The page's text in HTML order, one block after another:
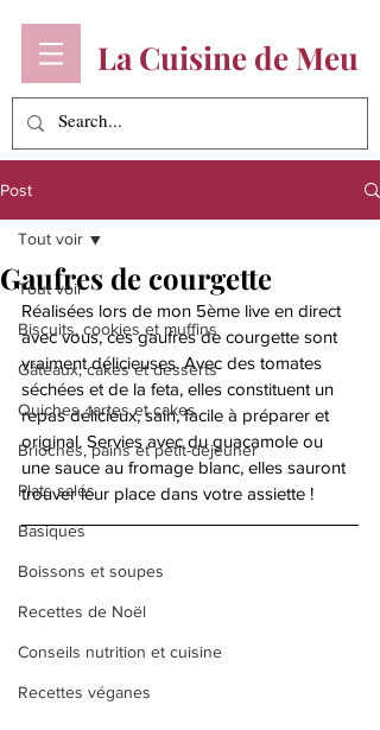
La Cuisine de Meu
Post
Tout voir
Biscuits, cookies et muffins
Gâteaux, cakes et desserts
Quiches, tartes et cakes
Brioches, pains et petit-déjeuner
Plats salés
Basiques
Boissons et soupes
Recettes de Noël
Conseils nutrition et cuisine
Recettes véganes
Tout voir
Gaufres de courgette
Réalisées lors de mon 5ème live en direct
avec vous, ces gaufres de courgette sont
vraiment délicieuses. Avec des tomates
séchées et de la feta, elles constituent un
repas délicieux, sain, facile à préparer et
original. Servies avec du guacamole ou
une sauce au fromage blanc, elles sauront
trouver leur place dans votre assiette !